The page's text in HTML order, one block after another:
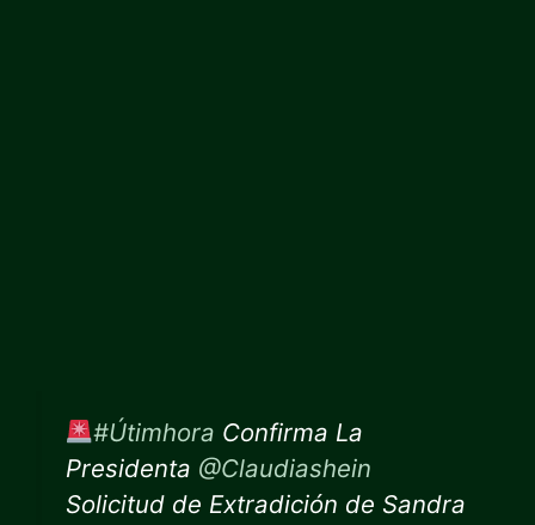
#Útimhora Confirma La
Presidenta @Claudiashein
Solicitud de Extradición de Sandra